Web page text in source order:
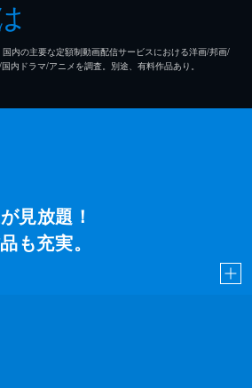
内の主要な定額制動画配信サービスにおける洋画/邦画/
内ドラマ/アニメを調査。別途、有料作品あり。
見放題！
も充実。